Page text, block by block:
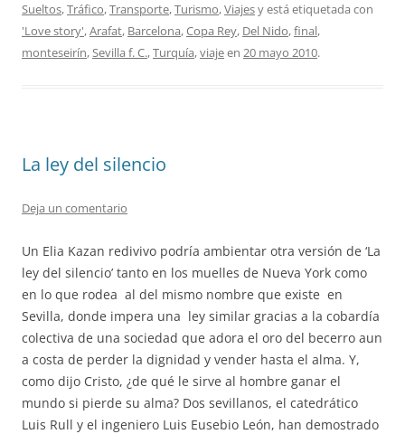
Sueltos,Tráfico,Transporte,Turismo,Viajesy está etiquetada con
'Love story',Arafat, Barcelona,Copa Rey, Del Nido,final,
monteseirín,Sevilla f. C.,Turquía,viajeen 20 mayo 2010.
La ley del silencio
Deja un comentario
Un Elia Kazan redivivo podría ambientar otra versión de ‘La
ley del silencio’ tanto en los muelles de Nueva York como
en lo que rodea al del mismo nombre que existe en
Sevilla, donde impera una ley similar gracias a la cobardía
colectiva de una sociedad que adora el oro del becerro aun
a costa de perder la dignidad y vender hasta el alma. Y,
como dijo Cristo, ¿de qué le sirve al hombre ganar el
mundo si pierde su alma? Dos sevillanos, el catedrático
Luis Rull y el ingeniero Luis Eusebio León, han demostrado